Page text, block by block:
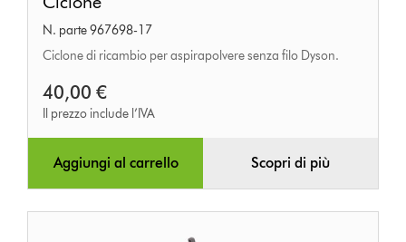
N. parte 967698-17
Ciclone di ricambio per aspirapolvere senza filo Dyson.
40,00 €
Il prezzo include l’IVA
Aggiungi al carrello Scopri di più